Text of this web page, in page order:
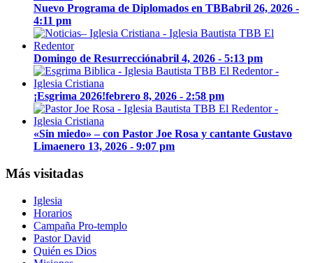
Nuevo Programa de Diplomados en TBBabril 26, 2026 -
4:11 pm
Domingo de Resurrecciónabril 4, 2026 - 5:13 pm
¡Esgrima 2026!febrero 8, 2026 - 2:58 pm
«Sin miedo» – con Pastor Joe Rosa y cantante Gustavo
Limaenero 13, 2026 - 9:07 pm
Más visitadas
Iglesia
Horarios
Campaña Pro-templo
Pastor David
Quién es Dios